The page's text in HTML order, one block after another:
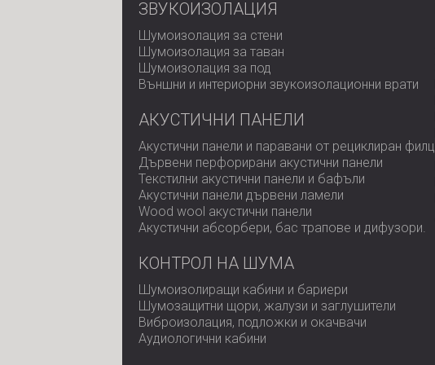
ЗВУКОИЗОЛАЦИЯ
Шумоизолация за стени
Шумоизолация за таван
Шумоизолация за под
Външни и интериорни звукоизолационни врати
АКУСТИЧНИ ПАНЕЛИ
Акустични панели и паравани от рециклиран филц
Дървени перфорирани акустични панели
Текстилни акустични панели и бафъли
Акустични панели дървени ламели
Wood wool акустични панели
Акустични абсорбери, бас трапове и дифузoри.
КОНТРОЛ НА ШУМА
Шумоизолиращи кабини и бариери
Шумозащитни щори, жалузи и заглушители
Виброизолация, подложки и окачвачи
Аудиологични кабини